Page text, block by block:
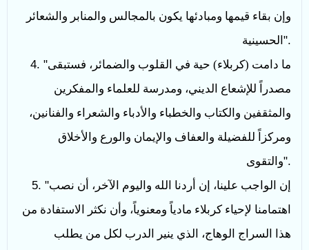
وإن بقاء قيمها ومبادئها يكون بالمجالس والمنابر والشعائر
الحسينية".
4. "ما دامت (كربلاء) حية في القلوب والضمائر، فستبقى
مصدراً للإشعاع الديني، ومدرسة للعلماء والمفكرين
والمثقفين والكتاب والخطباء والأدباء والشعراء والفنانين،
ومركزاً للفضيلة والعفاف والإيمان والورع والأخلاق
والتقوى".
5. "إن الواجب علينا، إن أردنا الله واليوم الآخر، أن نصب
اهتمامنا لإحياء كربلاء مادياً ومعنوياً، وأن نكثر الاستفادة من
هذا السراج الوهاج، الذي ينير الدرب لكل من يطلب